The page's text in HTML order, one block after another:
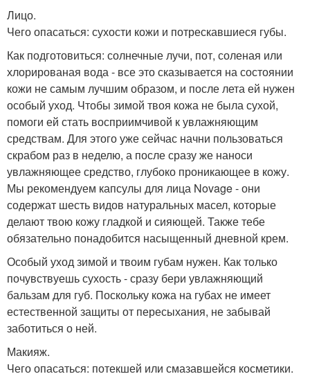
Лицо.
Чего опасаться: сухости кожи и потрескавшиеся губы.
Как подготовиться: солнечные лучи, пот, соленая или
хлорированая вода - все это сказывается на состоянии
кожи не самым лучшим образом, и после лета ей нужен
особый уход. Чтобы зимой твоя кожа не была сухой,
помоги ей стать восприимчивой к увлажняющим
средствам. Для этого уже сейчас начни пользоваться
скрабом раз в неделю, а после сразу же наноси
увлажняющее средство, глубоко проникающее в кожу.
Мы рекомендуем капсулы для лица Novage - они
содержат шесть видов натуральных масел, которые
делают твою кожу гладкой и сияющей. Также тебе
обязательно понадобится насыщенный дневной крем.
Особый уход зимой и твоим губам нужен. Как только
почувствуешь сухость - сразу бери увлажняющий
бальзам для губ. Поскольку кожа на губах не имеет
естественной защиты от пересыхания, не забывай
заботиться о ней.
Макияж.
Чего опасаться: потекшей или смазавшейся косметики.